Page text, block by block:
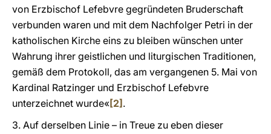
von Erzbischof Lefebvre gegründeten Bruderschaft
verbunden waren und mit dem Nachfolger Petri in der
katholischen Kirche eins zu bleiben wünschen unter
Wahrung ihrer geistlichen und liturgischen Traditionen,
gemäß dem Protokoll, das am vergangenen 5. Mai von
Kardinal Ratzinger und Erzbischof Lefebvre
unterzeichnet wurde«[2] .
3. Auf derselben Linie – in Treue zu eben dieser